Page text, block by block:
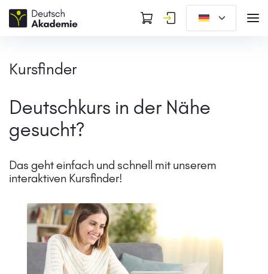
Kursfinder
Deutschkurs in der Nähe
gesucht?
Das geht einfach und schnell mit unserem
interaktiven Kursfinder!